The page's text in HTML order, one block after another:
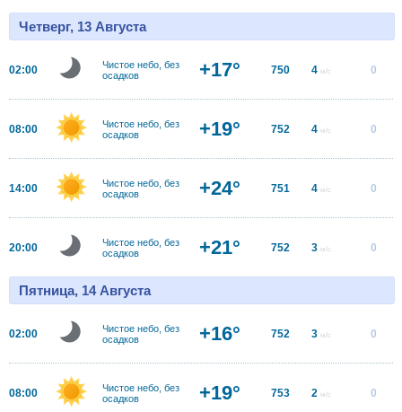
Четверг, 13 Августа
02:00
Чистое небо, без
осадков
+17° 750 4 м/с 0
08:00
Чистое небо, без
осадков
+19° 752 4 м/с 0
14:00
Чистое небо, без
осадков
+24° 751 4 м/с 0
20:00
Чистое небо, без
осадков
+21° 752 3 м/с 0
Пятница, 14 Августа
02:00
Чистое небо, без
осадков
+16° 752 3 м/с 0
08:00
Чистое небо, без
осадков
+19° 753 2 м/с 0